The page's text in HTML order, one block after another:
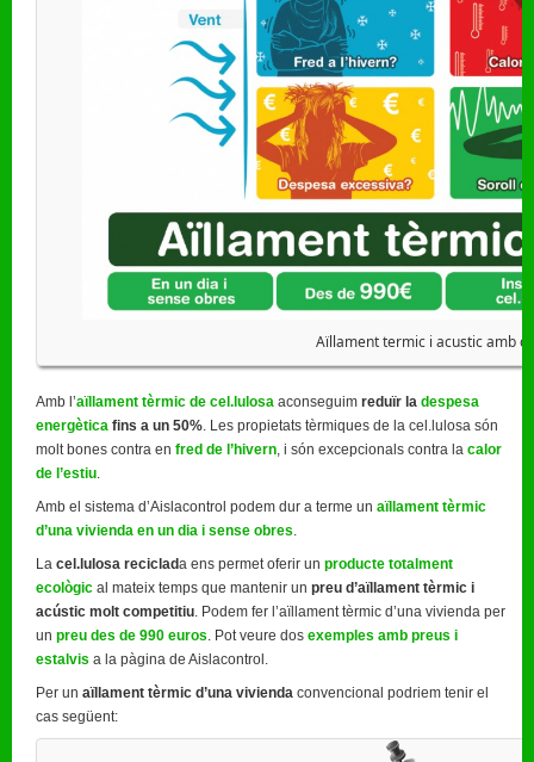
Aïllament termic i acustic amb
Amb l’aïllament tèrmic de cel.lulosa aconseguim reduïr la despesa
energètica fins a un 50%. Les propietats tèrmiques de la cel.lulosa són
molt bones contra en fred de l’hivern, i són excepcionals contra la calor
de l’estiu.
Amb el sistema d’Aislacontrol podem dur a terme un aïllament tèrmic
d’una vivienda en un dia i sense obres.
La cel.lulosa reciclada ens permet oferir un producte totalment
ecològic al mateix temps que mantenir un preu d’aïllament tèrmic i
acústic molt competitiu. Podem fer l’aïllament tèrmic d’una vivienda per
un preu des de 990 euros. Pot veure dos exemples amb preus i
estalvis a la pàgina de Aislacontrol.
Per un aïllament tèrmic d’una vivienda convencional podriem tenir el
cas següent: